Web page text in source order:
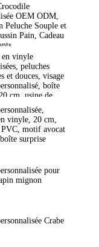
OEM ODM,
Peluche Souple et
Pain, Cadeau
en vinyle
peluches
et douces, visage
boîte
cm, usine de
vinyle, 20 cm,
PVC, motif avocat
surprise
pour
mignon
Crabe